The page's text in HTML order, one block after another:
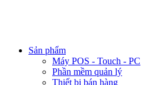
Sản phẩm
Máy POS - Touch - PC
Phần mềm quản lý
Thiết bị bán hàng